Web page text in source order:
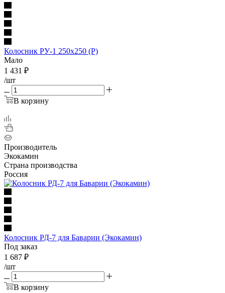
Колосник РУ-1 250х250 (Р)
Мало
1 431 ₽
/шт
В корзину
Производитель
Экокамин
Страна производства
Россия
Колосник РД-7 для Баварии (Экокамин)
Под заказ
1 687 ₽
/шт
В корзину